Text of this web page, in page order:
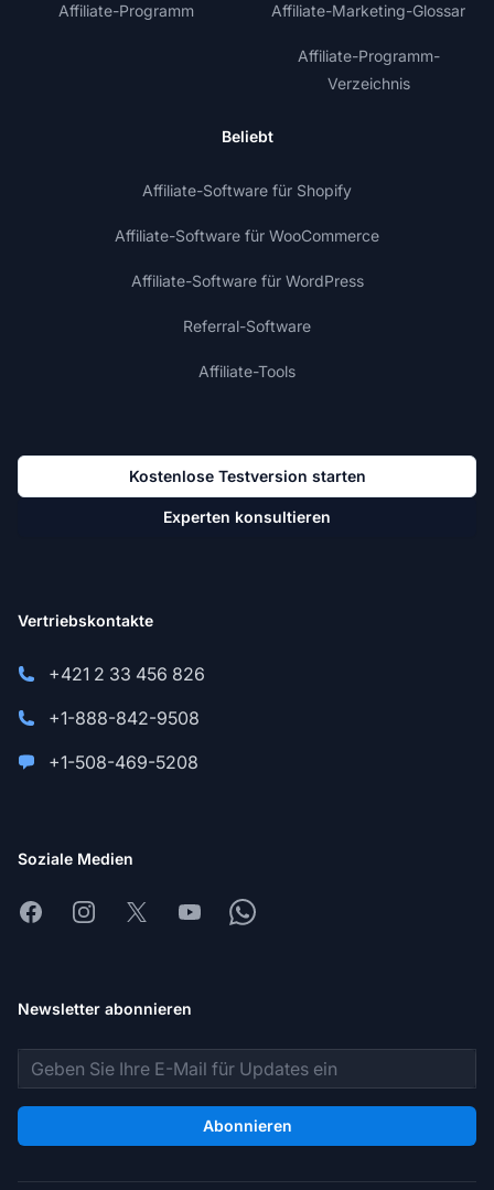
Affiliate-Programm Affiliate-Marketing-Glossar
Affiliate-Programm-
Verzeichnis
Beliebt
Affiliate-Software für Shopify
Affiliate-Software für WooCommerce
Affiliate-Software für WordPress
Referral-Software
Affiliate-Tools
Kostenlose Testversion starten
Experten konsultieren
Vertriebskontakte
+421 2 33 456 826
+1-888-842-9508
+1-508-469-5208
Soziale Medien
FacebookInstagram
X YoutubeWhatsapp
Newsletter abonnieren
E-Mail-Adresse
Abonnieren